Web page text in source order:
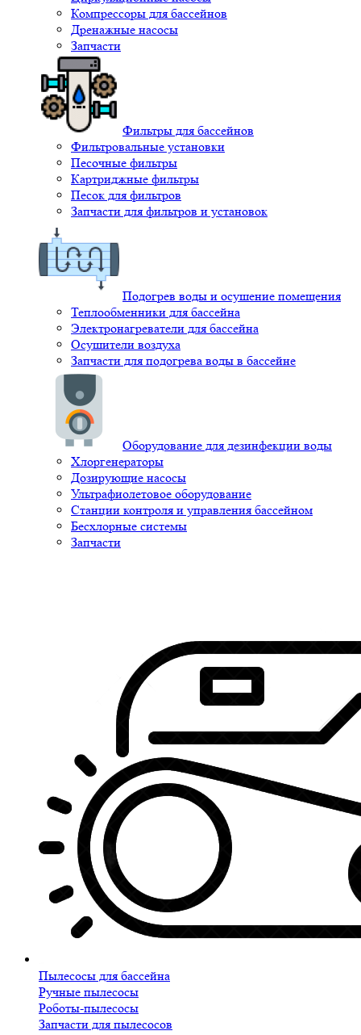
Компрессоры для бассейнов
Дренажные насосы
Запчасти
Фильтры для бассейнов
Фильтровальные установки
Песочные фильтры
Картриджные фильтры
Песок для фильтров
Запчасти для фильтров и установок
Подогрев воды и осушение помещения
Теплообменники для бассейна
Электронагреватели для бассейна
Осушители воздуха
Запчасти для подогрева воды в бассейне
Оборудование для дезинфекции воды
Хлоргенераторы
Дозирующие насосы
Ультрафиолетовое оборудование
Станции контроля и управления бассейном
Бесхлорные системы
Запчасти
Пылесосы для бассейна
Ручные пылесосы
Роботы-пылесосы
Запчасти для пылесосов